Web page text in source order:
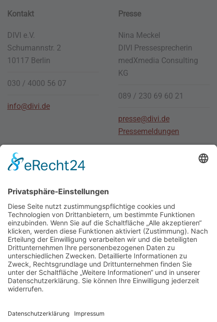
Kontakt
DIVI e.V.
Schumannstr. 2
10117 Berlin
030 / 4000 56 07
info@divi.de
Presse
Nina Meckel
DIVI Pressesprecherin
medXmedia Consulting
KG
089 / 230 69 60 21
presse@divi.de
Pressemeldungen
Stellenmarkt
Für Arbeitgeber
Social MediaJungeDIVI
Social Media DIVI